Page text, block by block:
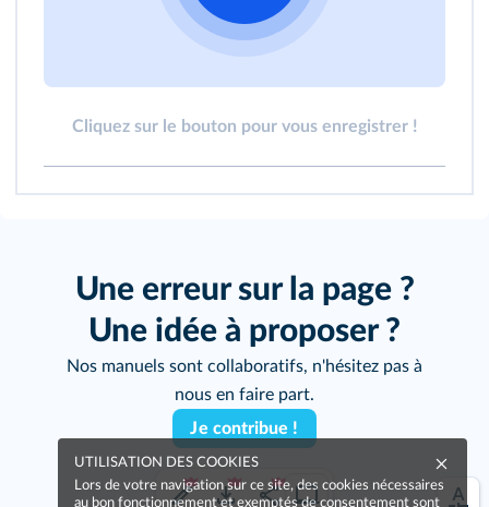
Cliquez sur le bouton pour vous enregistrer !
Une erreur sur la page ?
Une idée à proposer ?
Nos manuels sont collaboratifs, n'hésitez pas à
nous en faire part.
Je contribue !
UTILISATION DES COOKIES
Lors de votre navigation sur ce site, des cookies nécessaires
au bon fonctionnement et exemptés de consentement sont